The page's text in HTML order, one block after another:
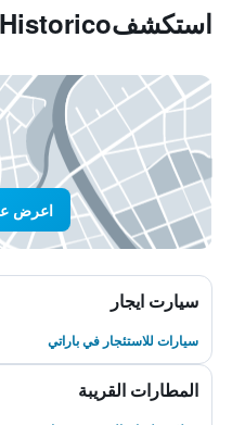
استكشفCentro Historico, باراتي
اعرض
سيارت ايجار
سيارات للاستئجار في باراتي
المطارات القريبة